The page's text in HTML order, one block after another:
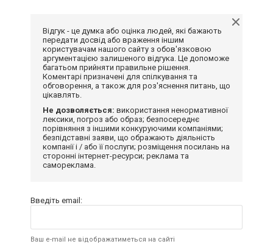
Відгук - це думка або оцінка людей, які бажають
передати досвід або враження іншим
користувачам нашого сайту з обов'язковою
аргументацією залишеного відгука. Це допоможе
багатьом прийняти правильне рішення.
Коментарі призначені для спілкування та
обговорення, а також для роз'яснення питань, що
цікавлять.
Не дозволяється: використання ненормативної
лексики, погроз або образ; безпосереднє
порівняння з іншими конкуруючими компаніями;
безпідставні заяви, що ображають діяльність
компанії і / або її послуги; розміщення посилань на
сторонні інтернет-ресурси; реклама та
самореклама.
Введіть email:
Ваш e-mail не відображатиметься на сайті